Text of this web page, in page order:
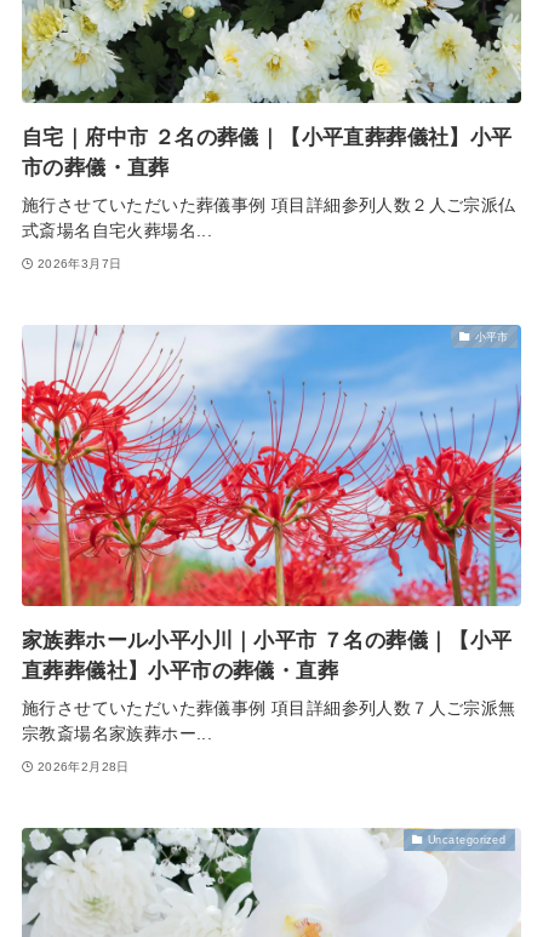
自宅｜府中市 ２名の葬儀｜【小平直葬葬儀社】小平
市の葬儀・直葬
施行させていただいた葬儀事例 項目詳細参列人数２人ご宗派仏
式斎場名自宅火葬場名...
2026年3月7日
小平市
家族葬ホール小平小川｜小平市 ７名の葬儀｜【小平
直葬葬儀社】小平市の葬儀・直葬
施行させていただいた葬儀事例 項目詳細参列人数７人ご宗派無
宗教斎場名家族葬ホー...
2026年2月28日
Uncategorized